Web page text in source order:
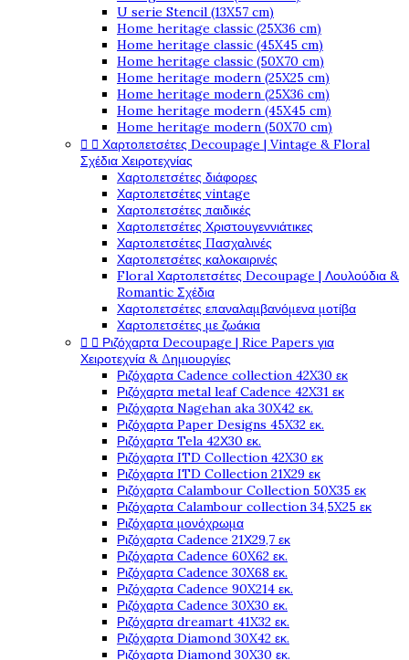
U serie Stencil (13X57 cm)
Home heritage classic (25X36 cm)
Home heritage classic (45X45 cm)
Home heritage classic (50X70 cm)
Home heritage modern (25X25 cm)
Home heritage modern (25X36 cm)
Home heritage modern (45X45 cm)
Home heritage modern (50X70 cm)
  Χαρτοπετσέτες Decoupage | Vintage & Floral
Σχέδια Χειροτεχνίας
Χαρτοπετσέτες διάφορες
Χαρτοπετσέτες vintage
Χαρτοπετσέτες παιδικές
Χαρτοπετσέτες Χριστουγεννιάτικες
Χαρτοπετσέτες Πασχαλινές
Χαρτοπετσέτες καλοκαιρινές
Floral Χαρτοπετσέτες Decoupage | Λουλούδια &
Romantic Σχέδια
Χαρτοπετσέτες επαναλαμβανόμενα μοτίβα
Χαρτοπετσέτες με ζωάκια
  Ριζόχαρτα Decoupage | Rice Papers για
Χειροτεχνία & Δημιουργίες
Ριζόχαρτα Cadence collection 42X30 εκ
Ριζόχαρτα metal leaf Cadence 42X31 εκ
Ριζόχαρτα Nagehan aka 30X42 εκ.
Ριζόχαρτα Paper Designs 45X32 εκ.
Ριζόχαρτα Tela 42Χ30 εκ.
Ριζόχαρτα ITD Collection 42X30 εκ
Ριζόχαρτα ITD Collection 21X29 εκ
Ριζόχαρτα Calambour Collection 50X35 εκ
Ριζόχαρτα Calambour collection 34,5X25 εκ
Ριζόχαρτα μονόχρωμα
Ριζόχαρτα Cadence 21Χ29,7 εκ
Ριζόχαρτα Cadence 60X62 εκ.
Ριζόχαρτα Cadence 30X68 εκ.
Ριζόχαρτα Cadence 90X214 εκ.
Ριζόχαρτα Cadence 30X30 εκ.
Ριζόχαρτα dreamart 41X32 εκ.
Ριζόχαρτα Diamond 30X42 εκ.
Ριζόχαρτα Diamond 30X30 εκ.